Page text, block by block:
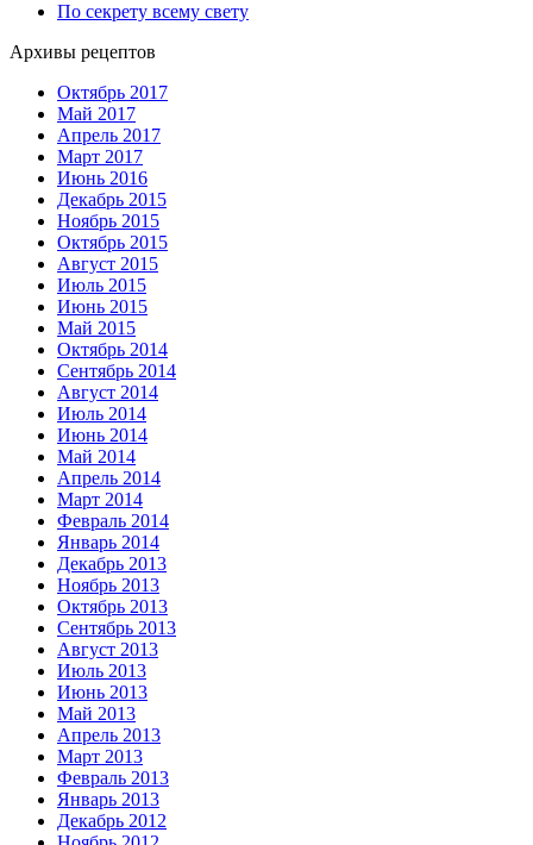
По секрету всему свету
Архивы рецептов
Октябрь 2017
Май 2017
Апрель 2017
Март 2017
Июнь 2016
Декабрь 2015
Ноябрь 2015
Октябрь 2015
Август 2015
Июль 2015
Июнь 2015
Май 2015
Октябрь 2014
Сентябрь 2014
Август 2014
Июль 2014
Июнь 2014
Май 2014
Апрель 2014
Март 2014
Февраль 2014
Январь 2014
Декабрь 2013
Ноябрь 2013
Октябрь 2013
Сентябрь 2013
Август 2013
Июль 2013
Июнь 2013
Май 2013
Апрель 2013
Март 2013
Февраль 2013
Январь 2013
Декабрь 2012